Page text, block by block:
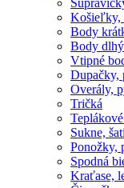
Košieľky,
Body
Body
Vtipné
Dupačky,
Overály,
Tričká
Sukne,
Ponožky,
Spodná
Kraťase,